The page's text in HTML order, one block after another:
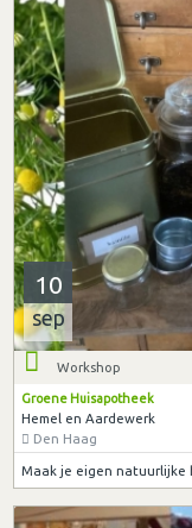
10
sep
Workshop
Groene Huisapotheek
Hemel en Aardewerk
Den Haag
Maak je eigen natuurlijke